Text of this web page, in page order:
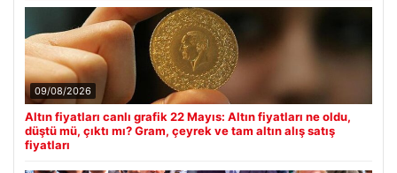
09/08/2026
Altın fiyatları canlı grafik 22 Mayıs: Altın fiyatları ne oldu,
düştü mü, çıktı mı? Gram, çeyrek ve tam altın alış satış
fiyatları